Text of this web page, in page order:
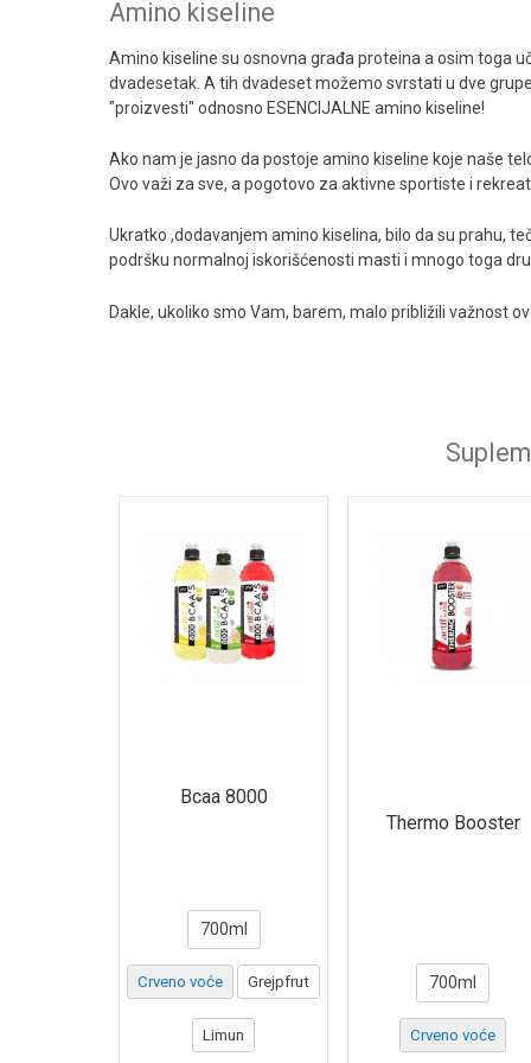
Prirodni stimulatori hormona
Omega 3 i druge esencijalne masne kiseline
Energija, izdržljivost i ugljeni hidrati
Oprema za vežbanje
Amino kiseline
Amino kiseline su osnovna građa proteina a osim toga
dvadesetak. A tih dvadeset možemo svrstati u dve
"proizvesti" odnosno ESENCIJALNE amino kiseline!
Ako nam je jasno da postoje amino kiseline koje naše
Ovo važi za sve, a pogotovo za aktivne sportiste i
Ukratko ,dodavanjem amino kiselina, bilo da su prahu,
podršku normalnoj iskorišćenosti masti i mnogo toga
Dakle, ukoliko smo Vam, barem, malo približili važnost
Bcaa 8000
700ml
Crveno voće Grejpfrut
Limun
Thermo Booster
700ml
Crveno voće